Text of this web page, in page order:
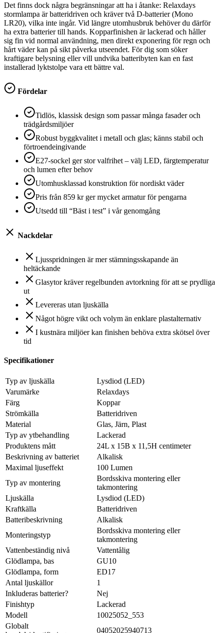
Det finns dock några begränsningar att ha i åtanke: Relaxdays
stormlampa är batteridriven och kräver två D-batterier (Mono
LR20), vilka inte ingår. Vid längre utomhusbruk behöver du därför
ha extra batterier till hands. Kopparfinishen är lackerad och håller
sig fin vid normal användning, men direkt exponering för regn och
hårt väder kan på sikt påverka utseendet. För dig som söker
kraftigare belysning eller vill undvika batteribyten kan en fast
installerad lyktstolpe vara ett bättre val.
Fördelar
Tidlös, klassisk design som passar många fasader och
trädgårdsmiljöer
Robust byggkvalitet i metall och glas; känns stabil och
förtroendeingivande
E27-sockel ger stor valfrihet – välj LED, färgtemperatur
och lumen efter behov
Utomhusklassad konstruktion för nordiskt väder
Pris från 859 kr ger mycket armatur för pengarna
Utsedd till “Bäst i test” i vår genomgång
Nackdelar
Ljusspridningen är mer stämningsskapande än
heltäckande
Glasytor kräver regelbunden avtorkning för att se prydliga
ut
Levereras utan ljuskälla
Något högre vikt och volym än enklare plastalternativ
I kustnära miljöer kan finishen behöva extra skötsel över
tid
Specifikationer
Typ av ljuskälla
Lysdiod (LED)
Varumärke
Relaxdays
Färg
Koppar
Strömkälla
Batteridriven
Material
Glas, Järn, Plast
Typ av ytbehandling
Lackerad
Produktens mått
24L x 15B x 11,5H centimeter
Beskrivning av batteriet
Alkalisk
Maximal ljuseffekt
100 Lumen
Typ av montering
Bordsskiva montering eller
takmontering
Ljuskälla
Lysdiod (LED)
Kraftkälla
Batteridriven
Batteribeskrivning
Alkalisk
Monteringstyp
Bordsskiva montering eller
takmontering
Vattenbeständig nivå
Vattentålig
Glödlampa, bas
GU10
Glödlampa, form
ED17
Antal ljuskällor
1
Inkluderas batterier?
Nej
Finishtyp
Lackerad
Modell
10025052_553
Globalt
04052025940713